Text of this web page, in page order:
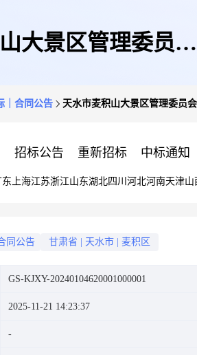
大景区管理委员会
｜合同公告 天水市麦积山大景区管理委员
招标公告 重新招标 中标通知
东 上海江苏浙江山东湖北四川 河北河南天津山
同公告 甘肃省 天水市 麦积区
GS-KJXY-20240104620001000001
2025-11-21 14:23:37